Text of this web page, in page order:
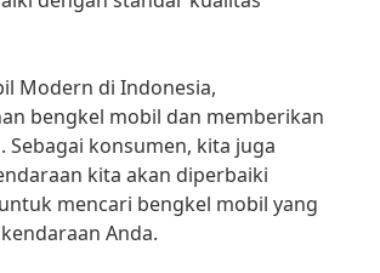
Modern di Indonesia,
bengkel mobil dan memberikan
konsumen, kita juga
kita akan diperbaiki
mencari bengkel mobil yang
Anda.